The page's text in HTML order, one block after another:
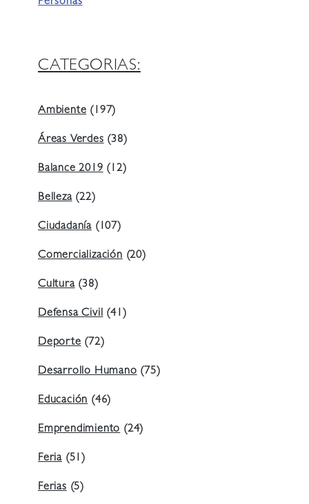
Personas
CATEGORIAS:
Ambiente(197)
Áreas Verdes(38)
Balance 2019(12)
Belleza(22)
Ciudadanía (107)
Comercialización(20)
Cultura(38)
Defensa Civil(41)
Deporte(72)
Desarrollo Humano(75)
Educación(46)
Emprendimiento(24)
Feria (51)
Ferias(5)